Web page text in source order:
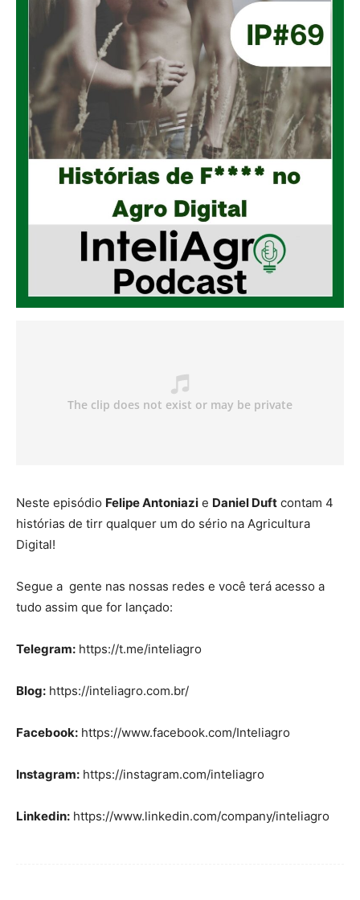
Neste episódio Felipe Antoniazi e Daniel Duft contam 4
histórias de tirr qualquer um do sério na Agricultura
Digital!
Segue a gente nas nossas redes e você terá acesso a
tudo assim que for lançado:
Telegram: https://t.me/inteliagro
Blog: https://inteliagro.com.br/
Facebook: https://www.facebook.com/Inteliagro
Instagram: https://instagram.com/inteliagro
Linkedin: https://www.linkedin.com/company/inteliagro